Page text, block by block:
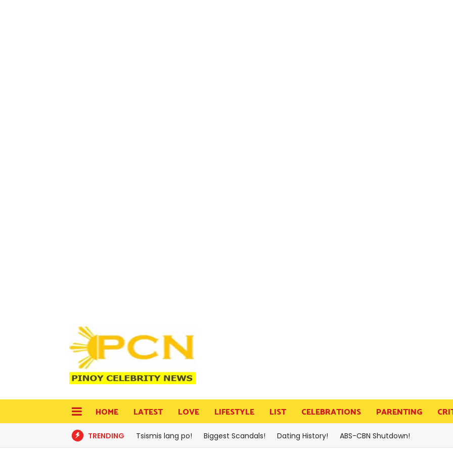
HOME LATEST LOVE LIFESTYLE LIST CELEBRATIONS PARENTING
TRENDING Tsismis lang po! Biggest Scandals! Dating History! ABS-CBN Shutdown!